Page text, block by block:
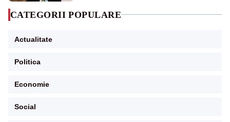
CATEGORII POPULARE
Actualitate
Politica
Economie
Social